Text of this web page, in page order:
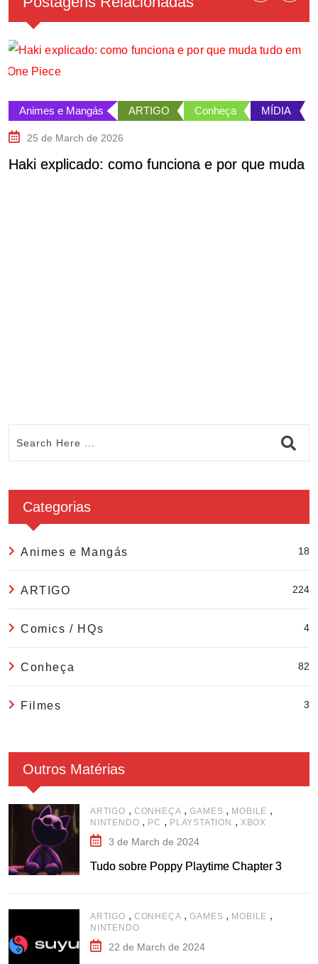
Animes e Mangás ARTIGO Conheça MÍDIA
25 de March de 2026
Haki explicado: como funciona e por que muda
Categorias
Animes e Mangás 18
ARTIGO 224
Comics / HQs 4
Conheça 82
Filmes 3
Outros Matérias
ARTIGO , CONHEÇA ,GAMES , MOBILE ,
NINTENDO , PC , PLAYSTATION , XBOX
3 de March de 2024
Tudo sobre Poppy Playtime Chapter 3
ARTIGO , CONHEÇA ,GAMES , MOBILE ,
NINTENDO
22 de March de 2024